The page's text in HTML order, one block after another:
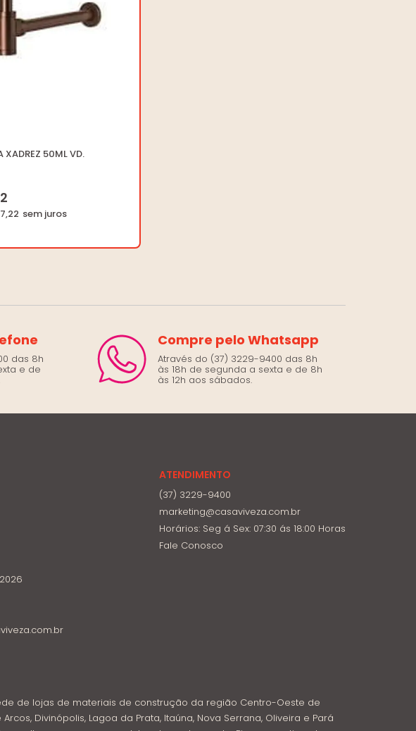
XADREZ 50ML VD.
das 8h
e de
Compre pelo Whatsapp
Através do (37) 3229-9400 das 8h
às 18h de segunda a sexta e de 8h
às 12h aos sábados.
ATENDIMENTO
(37) 3229-9400
marketing@casaviveza.com.br
Horários: Seg á Sex: 07:30 ás 18:00 Horas
Fale Conosco
de lojas de materiais de construção da região Centro-Oeste de
Divinópolis, Lagoa da Prata, Itaúna, Nova Serrana, Oliveira e Pará